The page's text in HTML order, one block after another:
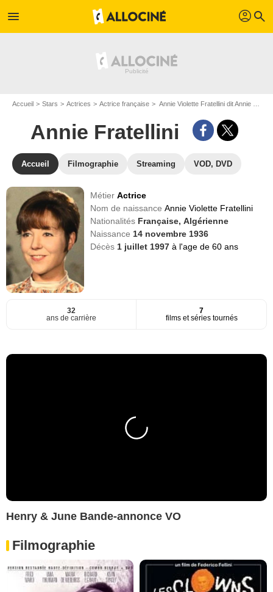
menu profil search
Accueil Stars Actrices Actrice française Annie Violette Fratellini dit Annie Fratellini
Annie Fratellini
Accueil Filmographie Streaming VOD, DVD
MétierActrice
Nom de naissanceAnnie Violette Fratellini
Nationalités Française, Algérienne
Naissance 14 novembre 1936
Décès 1 juillet 1997à l'age de 60 ans
32
ans de carrière
7
films et séries tournés
Henry & June Bande-annonce VO
Filmographie